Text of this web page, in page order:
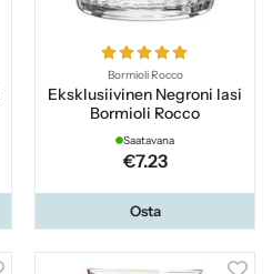
Bormioli Rocco
Eksklusiivinen Negroni lasi
Bormioli Rocco
Saatavana
€7.23
Osta